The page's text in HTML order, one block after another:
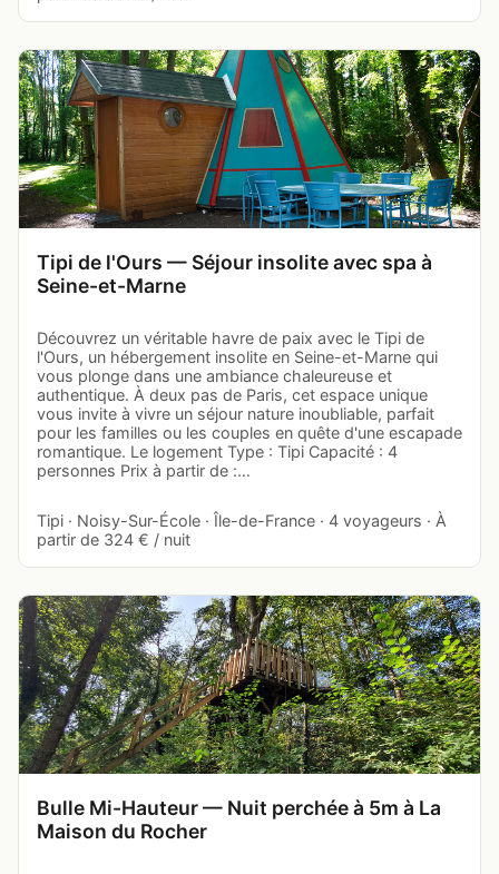
Tipi de l'Ours — Séjour insolite avec spa à
Seine-et-Marne
Découvrez un véritable havre de paix avec le Tipi de
l'Ours, un hébergement insolite en Seine-et-Marne qui
vous plonge dans une ambiance chaleureuse et
authentique. À deux pas de Paris, cet espace unique
vous invite à vivre un séjour nature inoubliable, parfait
pour les familles ou les couples en quête d'une escapade
romantique. Le logement Type : Tipi Capacité : 4
personnes Prix à partir de :…
Tipi · Noisy-Sur-École · Île-de-France · 4 voyageurs · À
partir de 324 € / nuit
Bulle Mi-Hauteur — Nuit perchée à 5m à La
Maison du Rocher